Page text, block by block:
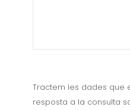
Tractem les dades que
resposta a la consulta